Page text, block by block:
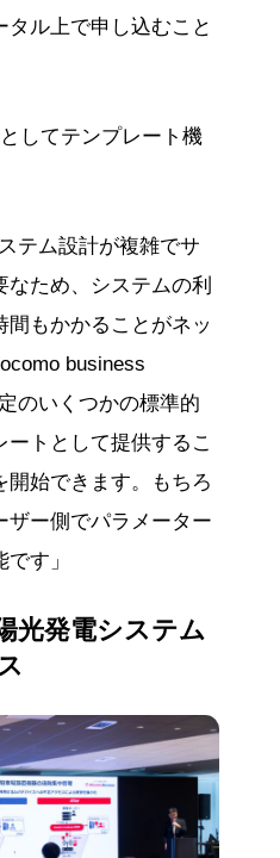
タル上で申し込むこと
してテンプレート機
テム設計が複雑でサ
ため、システムの利
間もかかることがネッ
business
のいくつかの標準的
ートとして提供するこ
開始できます。もちろ
ザー側でパラメーター
す」
光発電システム